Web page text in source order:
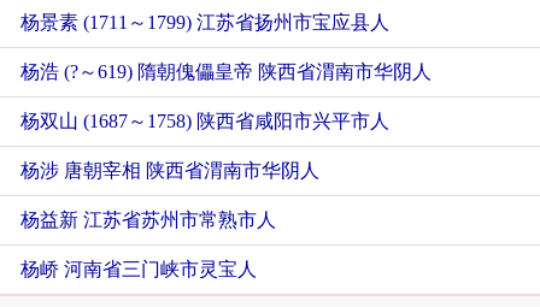
杨景素 (1711～1799) 江苏省扬州市宝应县人
杨浩 (?～619) 隋朝傀儡皇帝 陕西省渭南市华阴人
杨双山 (1687～1758) 陕西省咸阳市兴平市人
杨涉 唐朝宰相 陕西省渭南市华阴人
杨益新 江苏省苏州市常熟市人
杨峤 河南省三门峡市灵宝人